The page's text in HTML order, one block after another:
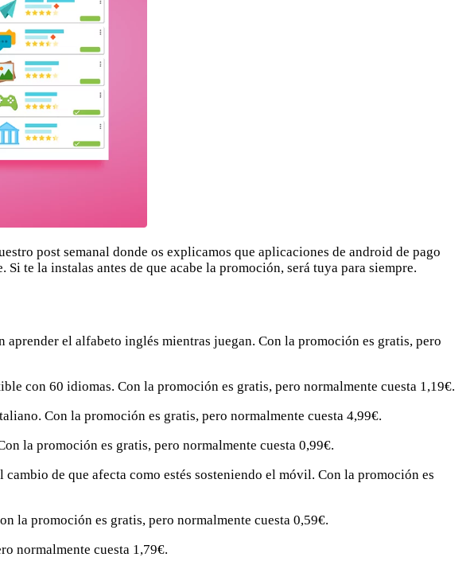
post semanal donde os explicamos que aplicaciones de android de pago
te la instalas antes de que acabe la promoción, será tuya para siempre.
el alfabeto inglés mientras juegan. Con la promoción es gratis, pero
con 60 idiomas. Con la promoción es gratis, pero normalmente cuesta 1,19€.
Con la promoción es gratis, pero normalmente cuesta 4,99€.
la promoción es gratis, pero normalmente cuesta 0,99€.
de que afecta como estés sosteniendo el móvil. Con la promoción es
la promoción es gratis, pero normalmente cuesta 0,59€.
normalmente cuesta 1,79€.